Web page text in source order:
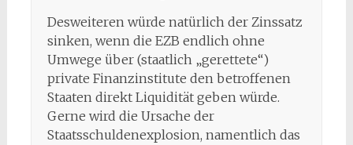
Desweiteren würde natürlich der Zinssatz
sinken, wenn die EZB endlich ohne
Umwege über (staatlich „gerettete“)
private Finanzinstitute den betroffenen
Staaten direkt Liquidität geben würde.
Gerne wird die Ursache der
Staatsschuldenexplosion, namentlich das